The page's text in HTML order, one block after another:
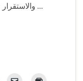
والاستقرار والتمكن والحلول والانتقال، فتعالى الله …